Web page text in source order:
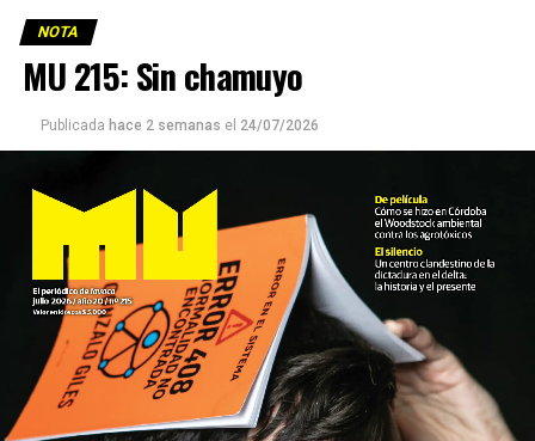
NOTA
MU 215: Sin chamuyo
Publicada hace 2 semanas el 24/07/2026